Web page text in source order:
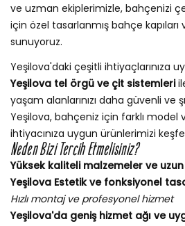
ve uzman ekiplerimizle, bahçenizi
için özel tasarlanmış bahçe
sunuyoruz.
Yeşilova'daki çeşitli ihtiyaçlarınıza
Yeşilova tel örgü ve çit sistemleri
yaşam alanlarınızı daha güvenli ve
Yeşilova, bahçeniz için farklı model
ihtiyacınıza uygun ürünlerimizi
Neden Bizi Tercih Etmelisiniz?
Yüksek kaliteli malzemeler ve
Yeşilova Estetik ve fonksiyonel
Hızlı montaj ve profesyonel hizmet
Yeşilova'da geniş hizmet ağı ve